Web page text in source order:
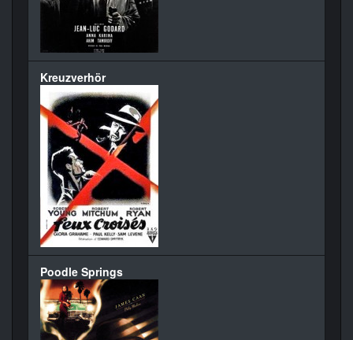
Kreuzverhör
Poodle Springs